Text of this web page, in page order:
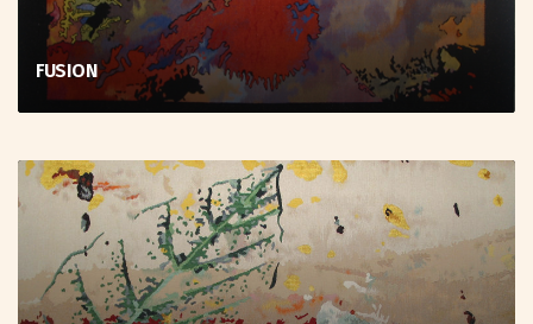
FUSION